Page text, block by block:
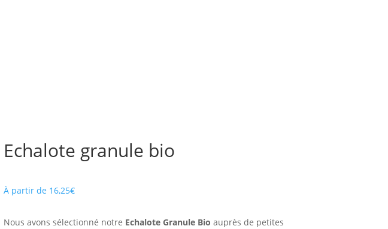
Echalote granule bio
À partir de 16,25€
Nous avons sélectionné notre Echalote Granule Bio auprès de petites